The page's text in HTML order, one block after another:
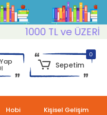
1000 TL ve ÜZERİ
0
Sepetim
Hobi Kişisel Gelişim